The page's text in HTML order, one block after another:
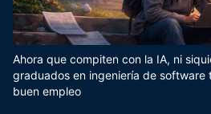
Ahora que compiten con la IA, ni
graduados en ingeniería de software
buen empleo